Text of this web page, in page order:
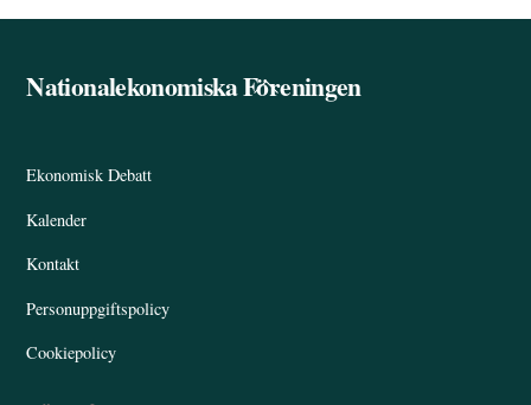
Back
Nationalekonomiska Föreningen
Ekonomisk Debatt
Kalender
Kontakt
Personuppgiftspolicy
Cookiepolicy